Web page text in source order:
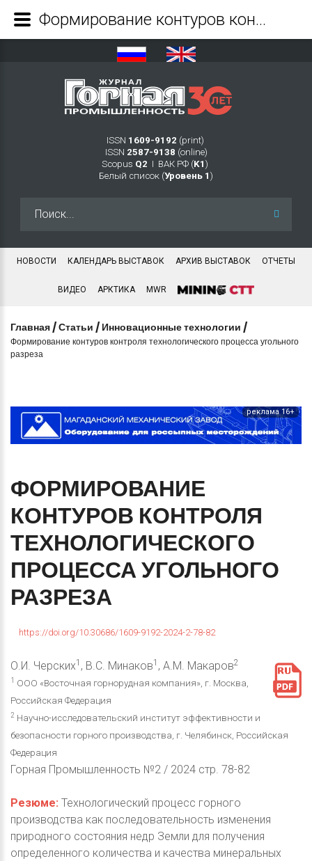
ISSN 1609-9192 (print)
ISSN 2587-9138 (online)
Scopus Q2 Ι ВАК РФ (K1 )
Белый список (Уровень 1 )
НОВОСТИ КАЛЕНДАРЬ ВЫСТАВОК АРХИВ ВЫСТАВОК ОТЧЕТЫ
ВИДЕО АРКТИКА MWR
Главная /Статьи / Инновационные технологии /
Формирование контуров контроля технологического процесса угольного
разреза
реклама 16+
ФОРМИРОВАНИЕ
КОНТУРОВ КОНТРОЛЯ
ТЕХНОЛОГИЧЕСКОГО
ПРОЦЕССАУГОЛЬНОГО
РАЗРЕЗА
https://doi.org/10.30686/1609-9192-2024-2-78-82
О.И. Черских1 , В.С. Минаков1 , А.М. Макаров2
1
ООО «Восточная горнорудная компания», г. Москва,
Российская Федерация
2 Научно-исследовательский институт эффективности и
безопасности горного производства, г. Челябинск, Российская
Федерация
Горная Промышленность №2 / 2024 стр. 78-82
Резюме: Технологический процесс горного
производства как последовательность изменения
природного состояния недр Земли для получения
определенного количества и качества минеральных
Формирование контуров контроля технологического процесса угольного разреза - Журнал Горная промышленность